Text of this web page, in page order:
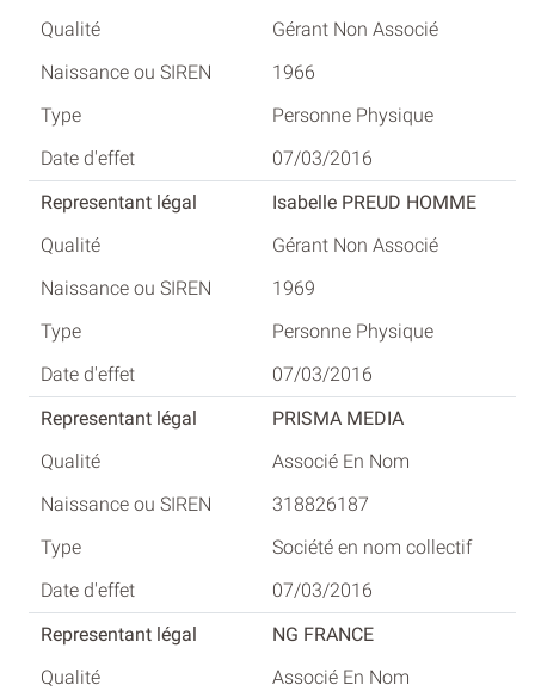
Gérant Non Associé
1966
Personne Physique
07/03/2016
Isabelle PREUD HOMME
Gérant Non Associé
1969
Personne Physique
07/03/2016
PRISMA MEDIA
Associé En Nom
318826187
Société en nom collectif
07/03/2016
NG FRANCE
Associé En Nom